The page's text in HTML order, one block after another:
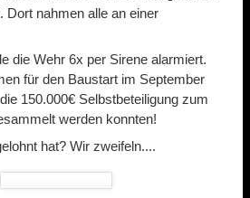
Dort nahmen alle an einer
die Wehr 6x per Sirene alarmiert.
für den Baustart im September
150.000€ Selbstbeteiligung zum
werden konnten!
hat? Wir zweifeln....